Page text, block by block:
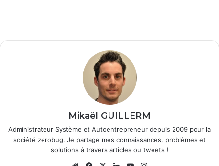
Mikaël GUILLERM
Administrateur Système et Autoentrepreneur depuis 2009 pour la
société zerobug. Je partage mes connaissances, problèmes et
solutions à travers articles ou tweets !